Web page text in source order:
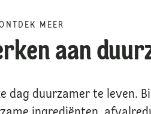
MEER
aan
dag duurzamer te leven.